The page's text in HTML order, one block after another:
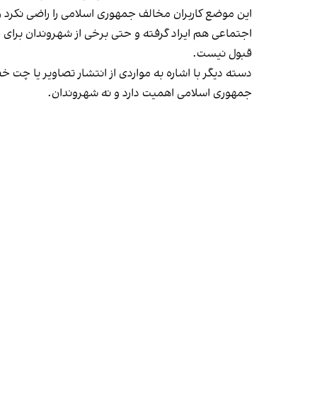
این موضع کاربران مخالف جمهوری اسلامی را راضی
اجتماعی هم ایراد گرفته و حتی برخی از شهروندان
قبول نیست.
دسته دیگر با اشاره به مواردی از انتشار تصاویر یا
جمهوری اسلامی اهمیت دارد و نه شهروندان.